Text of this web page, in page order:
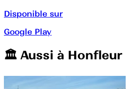
Disponible sur
Google Play
🏛️️ Aussi à Honfleur